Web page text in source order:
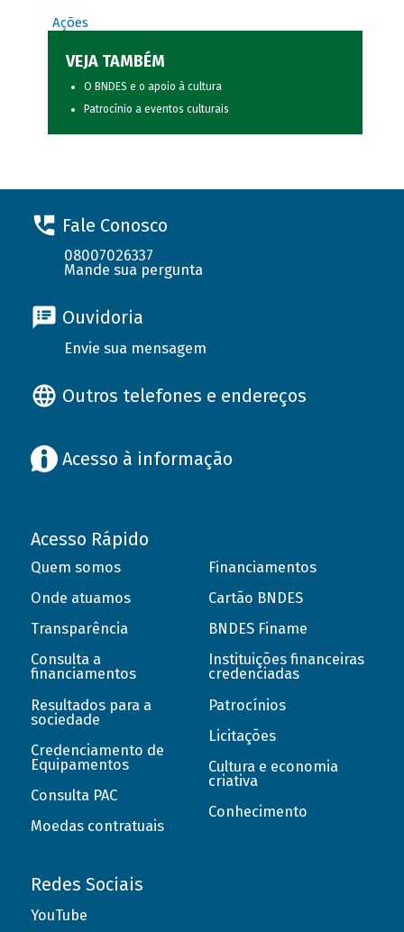
Ações
VEJA TAMBÉM
O BNDES e o apoio à cultura
Patrocínio a eventos culturais
Fale Conosco
08007026337
Mande sua pergunta
Ouvidoria
Envie sua mensagem
Outros telefones e endereços
Acesso à informação
Acesso Rápido
Quem somos
Onde atuamos
Transparência
Consulta a
financiamentos
Resultados para a
sociedade
Credenciamento de
Equipamentos
Consulta PAC
Moedas contratuais
Financiamentos
Cartão BNDES
BNDES Finame
Instituições financeiras
credenciadas
Patrocínios
Licitações
Cultura e economia
criativa
Conhecimento
Redes Sociais
YouTube